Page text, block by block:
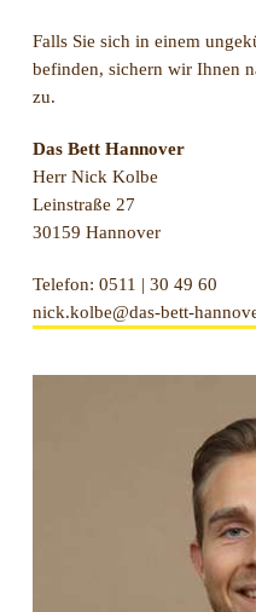
Falls Sie sich in einem
befinden, sichern wir Ihnen
zu.
Das Bett Hannover
Herr Nick Kolbe
Leinstraße 27
30159 Hannover
Telefon: 0511 | 30 49 60
nick.kolbe@das-bett-